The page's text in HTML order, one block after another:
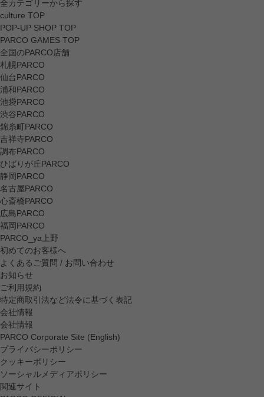
全カテゴリーから探す
culture TOP
POP-UP SHOP TOP
PARCO GAMES TOP
全国のPARCO店舗
札幌PARCO
仙台PARCO
浦和PARCO
池袋PARCO
渋谷PARCO
錦糸町PARCO
吉祥寺PARCO
調布PARCO
ひばりが丘PARCO
静岡PARCO
名古屋PARCO
心斎橋PARCO
広島PARCO
福岡PARCO
PARCO_ya上野
初めてのお客様へ
よくあるご質問 / お問い合わせ
お知らせ
ご利用規約
特定商取引法など法令に基づく表記
会社情報
会社情報
PARCO Corporate Site (English)
プライバシーポリシー
クッキーポリシー
ソーシャルメディアポリシー
関連サイト